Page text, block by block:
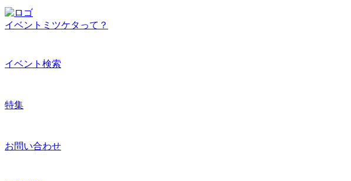
イベントミツケタって？
イベント検索
特集
お問い合わせ